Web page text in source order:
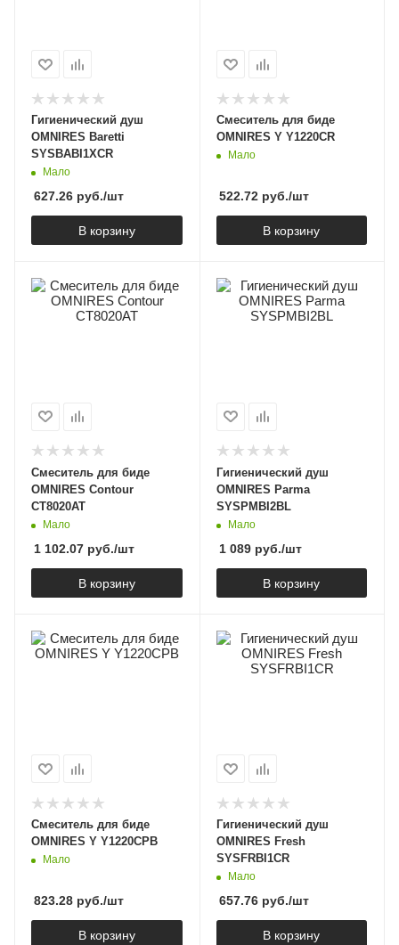
Гигиенический душ
OMNIRES Baretti
SYSBABI1XCR
Мало
627.26 руб./шт
В корзину
Смеситель для биде
OMNIRES Y Y1220CR
Мало
522.72руб./шт
В корзину
Смеситель для биде
OMNIRES Contour
CT8020AT
Мало
1 102.07 руб./шт
В корзину
Гигиенический душ
OMNIRES Parma
SYSPMBI2BL
Мало
1 089руб./шт
В корзину
Смеситель для биде
OMNIRES Y Y1220CPB
Мало
823.28 руб./шт
В корзину
Гигиенический душ
OMNIRES Fresh
SYSFRBI1CR
Мало
657.76руб./шт
В корзину